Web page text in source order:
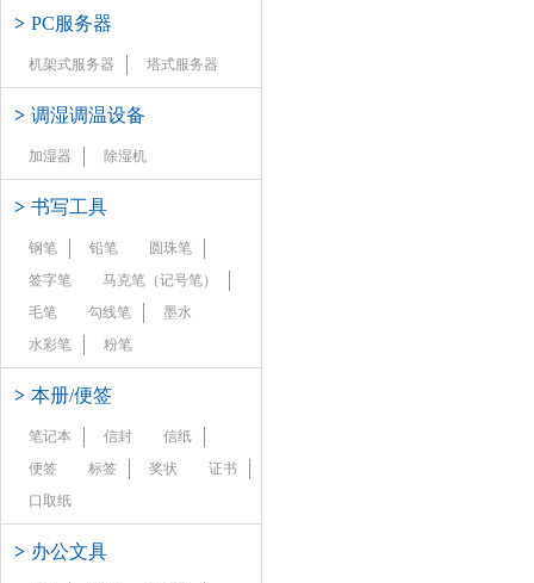
> PC服务器
机架式服务器 塔式服务器
> 调湿调温设备
加湿器 除湿机
> 书写工具
钢笔 铅笔
圆珠笔
签字笔
马克笔（记号笔）
毛笔
勾线笔
墨水
水彩笔
粉笔
> 本册/便签
笔记本 信封
信纸
便签
标签 奖状
证书
口取纸
> 办公文具